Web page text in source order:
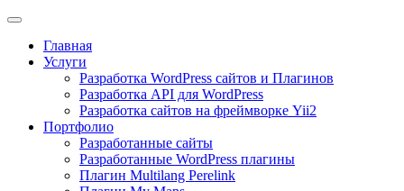
Главная
Услуги
Разработка WordPress сайтов и Плагинов
Разработка API для WordPress
Разработка сайтов на фреймворке Yii2
Портфолио
Разработанные сайты
Разработанные WordPress плагины
Плагин Multilang Perelink